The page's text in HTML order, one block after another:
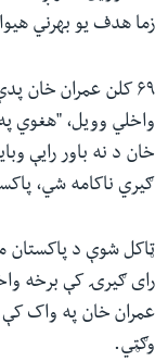
زما هدف یو بهرني
۶۹ کلن عمران خان
واخلي وویل، "هغوي
خان د نه باور رایې
ګیري ناکامه شي،
ټاکل شوې د پاکستان
وګټي.